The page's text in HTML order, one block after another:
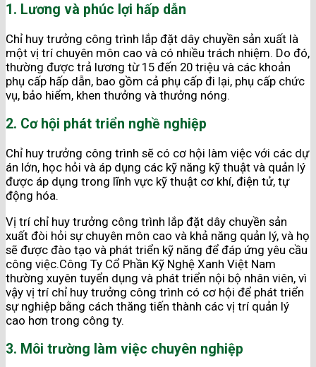
1. Lương và phúc lợi hấp dẫn
Chỉ huy trưởng công trình lắp đặt dây chuyền sản xuất là
một vị trí chuyên môn cao và có nhiều trách nhiệm. Do đó,
thường được trả lương từ 15 đến 20 triệu và các khoản
phụ cấp hấp dẫn, bao gồm cả phụ cấp đi lại, phụ cấp chức
vụ, bảo hiểm, khen thưởng và thưởng nóng.
2. Cơ hội phát triển nghề nghiệp
Chỉ huy trưởng công trình sẽ có cơ hội làm việc với các dự
án lớn, học hỏi và áp dụng các kỹ năng kỹ thuật và quản lý
được áp dụng trong lĩnh vực kỹ thuật cơ khí, điện tử, tự
động hóa.
Vị trí chỉ huy trưởng công trình lắp đặt dây chuyền sản
xuất đòi hỏi sự chuyên môn cao và khả năng quản lý, và họ
sẽ được đào tạo và phát triển kỹ năng để đáp ứng yêu cầu
công việc.Công Ty Cổ Phần Kỹ Nghệ Xanh Việt Nam
thường xuyên tuyển dụng và phát triển nội bộ nhân viên, vì
vậy vị trí chỉ huy trưởng công trình có cơ hội để phát triển
sự nghiệp bằng cách thăng tiến thành các vị trí quản lý
cao hơn trong công ty.
3. Môi trường làm việc chuyên nghiệp